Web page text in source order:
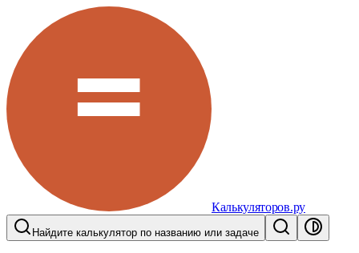
Калькуляторов.ру
Найдите калькулятор по названию или задаче